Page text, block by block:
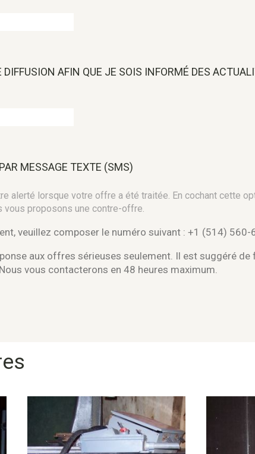
AFIN QUE JE SOIS INFORMÉ DES
MESSAGE TEXTE (SMS)
alerté lorsque votre offre a été traitée. En cochant cette
proposons une contre-offre.
veuillez composer le numéro suivant : +1 (514) 560-
aux offres sérieuses seulement. Il est suggéré
vous contacterons en 48 heures maximum.